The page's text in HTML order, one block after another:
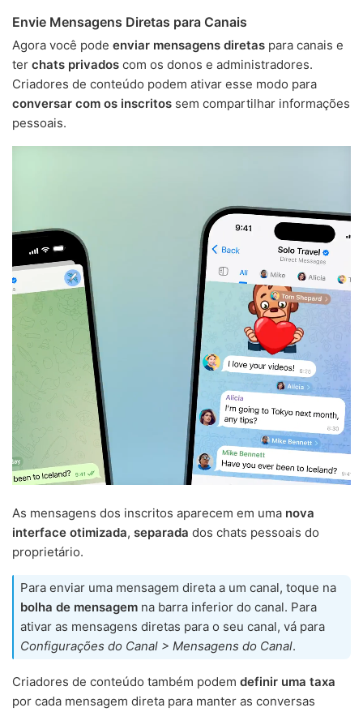
Envie Mensagens Diretas para Canais
Agora você pode enviar mensagens diretas para canais e
ter chats privados com os donos e administradores.
Criadores de conteúdo podem ativar esse modo para
conversar com os inscritos sem compartilhar informações
pessoais.
As mensagens dos inscritos aparecem em uma nova
interface otimizada, separada dos chats pessoais do
proprietário.
Para enviar uma mensagem direta a um canal, toque na
bolha de mensagem na barra inferior do canal. Para
ativar as mensagens diretas para o seu canal, vá para
Configurações do Canal > Mensagens do Canal.
Criadores de conteúdo também podem definir uma taxa
por cada mensagem direta para manter as conversas